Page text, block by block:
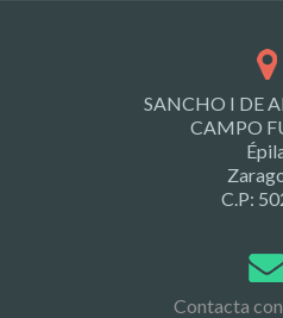
SANCHO I DE
CAMPO
C.P:
Contacta